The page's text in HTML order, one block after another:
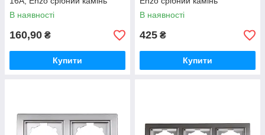
В наявності
160,90 ₴
Купити
В наявності
425 ₴
Купити